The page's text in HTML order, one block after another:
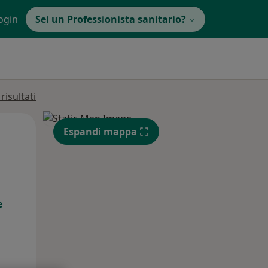
Sei un Professionista sanitario?
Mer, Gio,
13 Ago
Espandi mappa